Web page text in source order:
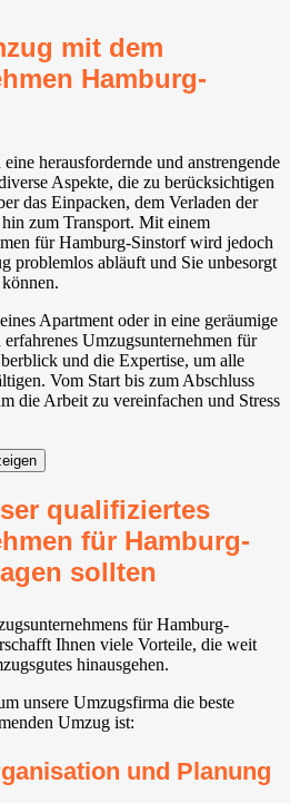
mit dem
Hamburg-
herausfordernde und anstrengende
Aspekte, die zu berücksichtigen
das Einpacken, dem Verladen der
zum Transport. Mit einem
für Hamburg-Sinstorf wird jedoch
problemlos abläuft und Sie unbesorgt
Apartment oder in eine geräumige
Umzugsunternehmen für
und die Expertise, um alle
Vom Start bis zum Abschluss
die Arbeit zu vereinfachen und Stress
qualifiziertes
für Hamburg-
sollten
für Hamburg-
Ihnen viele Vorteile, die weit
hinausgehen.
unsere Umzugsfirma die beste
Umzug ist:
und Planung